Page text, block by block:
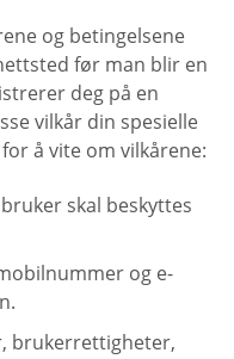
og betingelsene
før man blir en
deg på en
vilkår din spesielle
å vite om vilkårene:
skal beskyttes
og e-
brukerrettigheter,